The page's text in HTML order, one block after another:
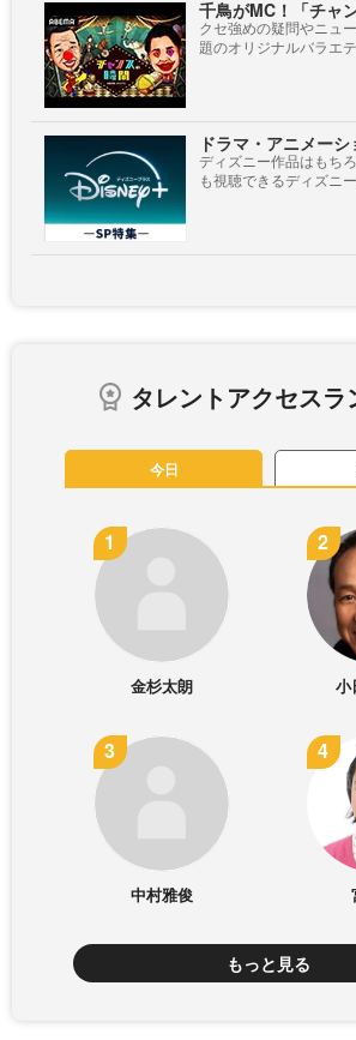
千鳥がMC！「チャ
クセ強めの疑問やニュ
題のオリジナルバラエ
ドラマ・アニメーシ
ディズニー作品はもち
も視聴できるディズニ
タレントアクセスラ
今日
金杉太朗 小
中村雅俊
もっと見る